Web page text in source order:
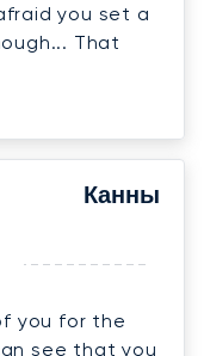
you set a
That
Канны
you for the
see that you